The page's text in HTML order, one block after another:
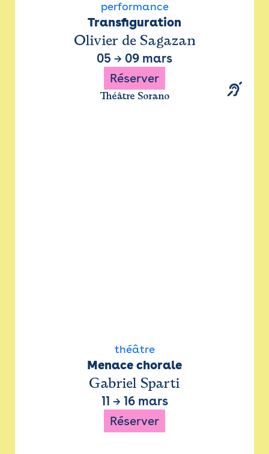
performance
Transfiguration
Olivier de Sagazan
05 → 09 mars
Réserver
Théâtre Sorano
théâtre
Menace chorale
Gabriel Sparti
11 → 16 mars
Réserver